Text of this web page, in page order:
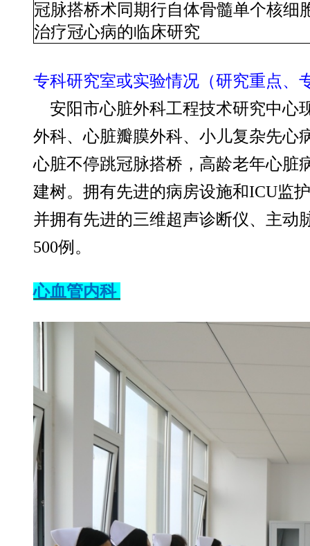
冠脉搭桥术同期行自体骨髓单个核细
治疗冠心病的临床研究
专科研究室或实验情况（研究重点、
安阳市心脏外科工程技术研究中心
外科、心脏瓣膜外科、小儿复杂先心
心脏不停跳冠脉搭桥，高龄老年心脏
建树。拥有先进的病房设施和ICU监
并拥有先进的三维超声诊断仪、主动
500例。
心血管内科